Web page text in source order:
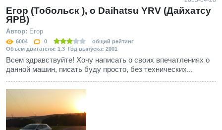
Егор (Тобольск ), о Daihatsu YRV (Дайхатсу
ЯРВ)
Автор: Егор
6004 0
общий рейтинг
Объем двигателя: 1.3 Год выпуска: 2001
Всем здравствуйте! Хочу написать о своих впечатлениях о
данной машин, писать буду просто, без технических...